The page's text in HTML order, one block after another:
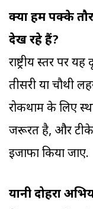
क्या हम पक्के
देख रहे हैं?
राष्ट्रीय स्तर पर
तीसरी या चौथी
रोकथाम के लिए
जरूरत है, और टीके
इजाफा किया जाए.
यानी दोहरा